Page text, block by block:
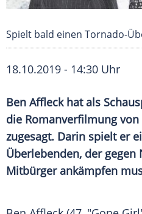
Spielt bald einen Tornado-
18.10.2019 - 14:30 Uhr
Ben Affleckhat als
die Romanverfilmungvon
zugesagt. Darin spielt er
Überlebenden, der gegen
Mitbürger ankämpfen